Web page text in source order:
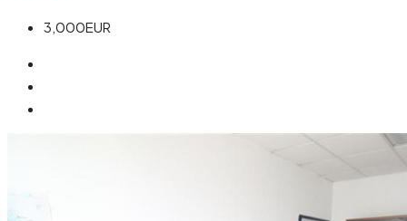
3,000EUR